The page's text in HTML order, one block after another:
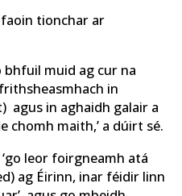
tionchar ar
bhfuil muid ag cur na
in
agus in aghaidh galair a
chomh maith,’ a dúirt sé.
leor foirgneamh atá
ag Éirinn, inar féidir linn